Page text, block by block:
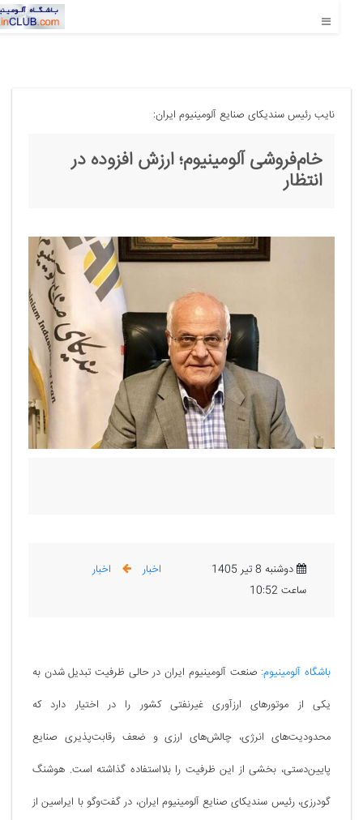
نایب رئیس سندیکای صنایع آلومینیوم ایران:
خام‌فروشی آلومینیوم؛ ارزش افزوده در
انتظار
دوشنبه 8 تیر 1405
ساعت 10:52
اخبار اخبار
باشگاه آلومینیوم:صنعت آلومینیوم ایران در حالی ظرفیت تبدیل شدن به
یکی از موتورهای ارزآوری غیرنفتی کشور را در اختیار دارد که
محدودیت‌های انرژی، چالش‌های ارزی و ضعف رقابت‌پذیری صنایع
پایین‌دستی، بخشی از این ظرفیت را بلااستفاده گذاشته است. هوشنگ
گودرزی، رئیس سندیکای صنایع آلومینیوم ایران، در گفت‌وگو با ایراسین از